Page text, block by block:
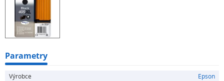
Parametry
Výrobce
Epson